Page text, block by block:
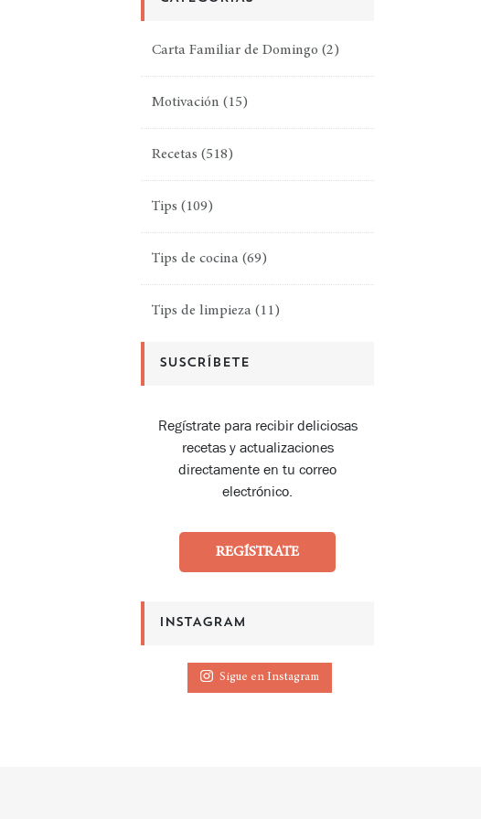
Carta Familiar de Domingo (2)
Motivación (15)
Recetas (518)
Tips (109)
Tips de cocina (69)
Tips de limpieza (11)
SUSCRÍBETE
Regístrate para recibir deliciosas
recetas y actualizaciones
directamente en tu correo
electrónico.
REGÍSTRATE
INSTAGRAM
Sigue en Instagram